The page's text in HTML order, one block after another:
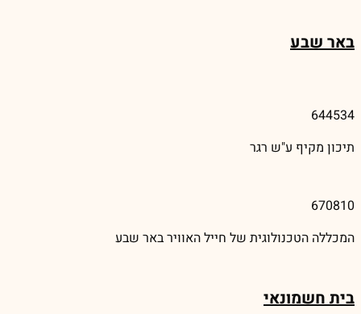
באר שבע
644534
תיכון מקיף ע"ש רגר
670810
המכללה הטכנולוגית של חייל האוויר באר שבע
בית חשמונאי